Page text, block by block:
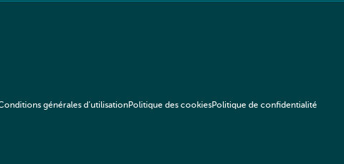
générales d’utilisationPolitique des cookiesPolitique de confidentialité